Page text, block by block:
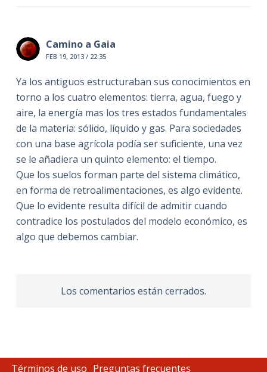
Camino a Gaia
FEB 19, 2013 / 22:35
Ya los antiguos estructuraban sus conocimientos en
torno a los cuatro elementos: tierra, agua, fuego y
aire, la energía mas los tres estados fundamentales
de la materia: sólido, líquido y gas. Para sociedades
con una base agrícola podía ser suficiente, una vez
se le añadiera un quinto elemento: el tiempo.
Que los suelos forman parte del sistema climático,
en forma de retroalimentaciones, es algo evidente.
Que lo evidente resulta difícil de admitir cuando
contradice los postulados del modelo económico, es
algo que debemos cambiar.
Los comentarios están cerrados.
Términos de uso Preguntas frecuentes